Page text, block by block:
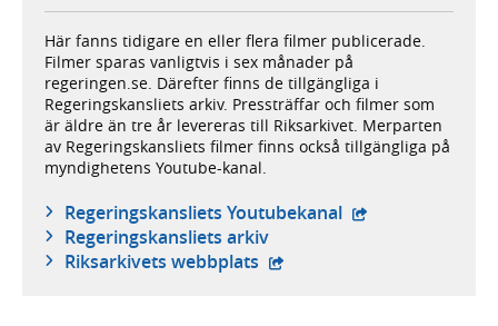
Här fanns tidigare en eller flera filmer publicerade.
Filmer sparas vanligtvis i sex månader på
regeringen.se. Därefter finns de tillgängliga i
Regeringskansliets arkiv. Pressträffar och filmer som
är äldre än tre år levereras till Riksarkivet. Merparten
av Regeringskansliets filmer finns också tillgängliga på
myndighetens Youtube-kanal.
Regeringskansliets Youtubekanal - extern
Regeringskansliets arkiv
Riksarkivets webbplats - extern webbplats,